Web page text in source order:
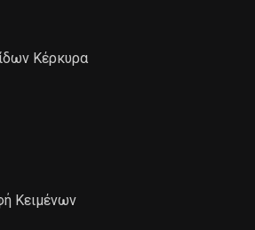
Κέρκυρα
Κειμένων